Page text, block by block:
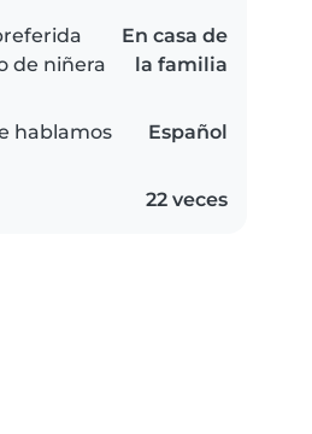
de niñera
En casa de
la familia
hablamos Español
22 veces